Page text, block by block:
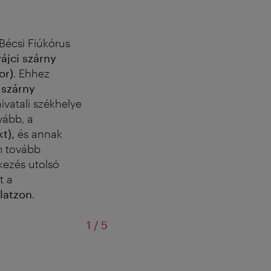
Fiúkórus
szárny
. Ehhez
székhelye
a
és annak
tovább
utolsó
a
.
1 // 5